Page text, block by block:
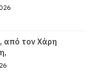
από τον Χάρη